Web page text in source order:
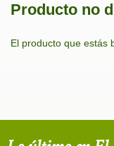
Producto no
El producto que estás